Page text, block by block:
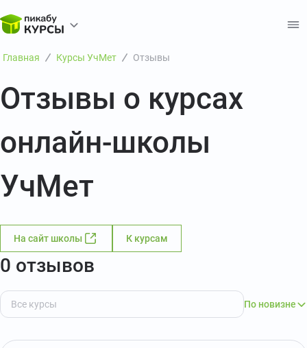
Главная Курсы УчМет Отзывы
Отзывы о курсах
онлайн-школы
УчМет
На сайт школы К курсам
0 отзывов
По новизне